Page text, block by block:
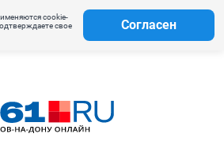
cookie-
свое
Согласен